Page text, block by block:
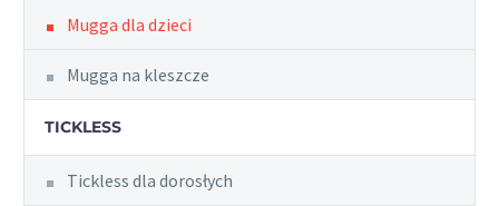
Mugga dla dzieci
Mugga na kleszcze
TICKLESS
Tickless dla dorosłych